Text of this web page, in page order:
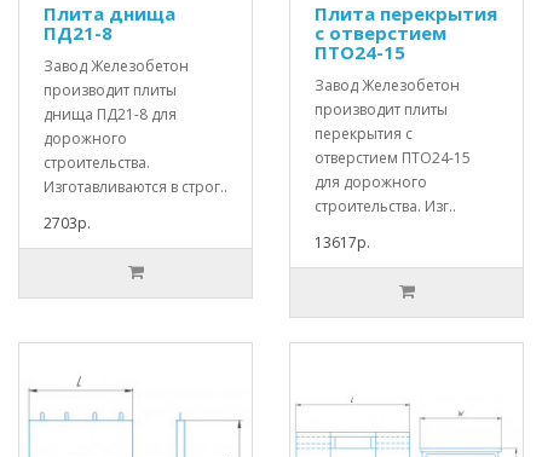
Плита днища
ПД21-8
Завод Железобетон
производит плиты
днища ПД21-8 для
дорожного
строительства.
Изготавливаются в строг..
2703р.
Плита перекрытия
с отверстием
ПТО24-15
Завод Железобетон
производит плиты
перекрытия с
отверстием ПТО24-15
для дорожного
строительства. Изг..
13617р.